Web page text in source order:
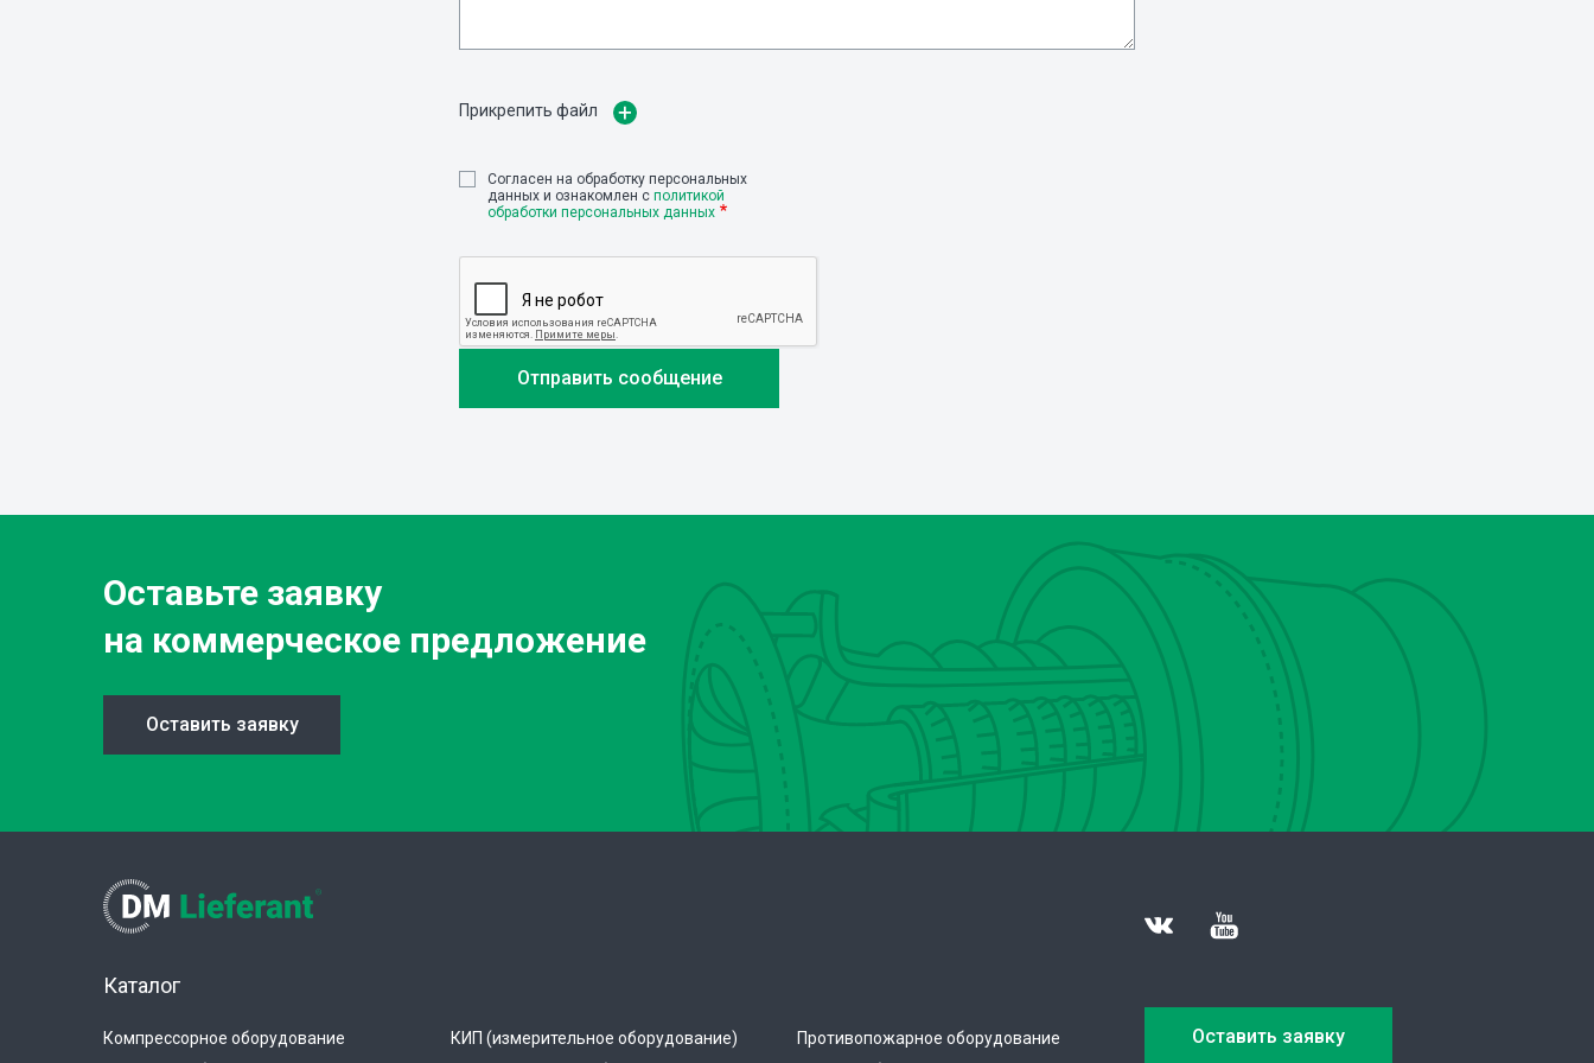
Прикрепить файл
Cогласен на обработку персональных
данных и ознакомлен с политикой
обработки персональных данных
Оставьте заявку
на коммерческое предложение
Оставить заявку
Каталог
Компрессорное оборудование
КИП (измерительное оборудование)
Противопожарное оборудование
Оставить заявку